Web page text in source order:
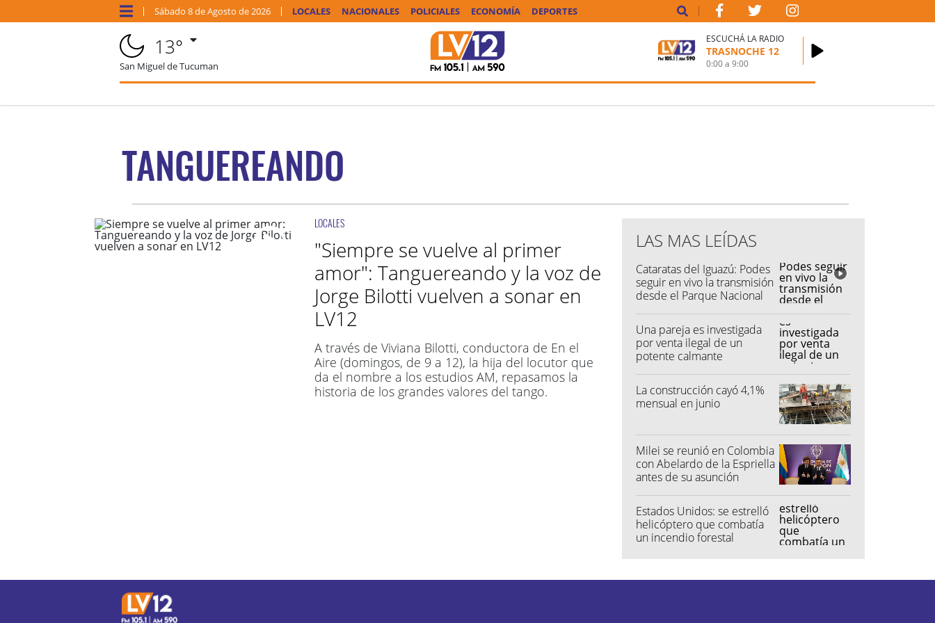
Sábado 8 deAgosto de 2026 LOCALES NACIONALES POLICIALES ECONOMÍA DEPORTES
13°
San Miguel de Tucuman
ESCUCHÁ LA RADIO
TRASNOCHE 12
0:00a9:00
TANGUEREANDO
LOCALES
"Siempre se vuelve al primer
amor": Tanguereando y la voz de
Jorge Bilotti vuelven a sonar en
LV12
A través de Viviana Bilotti, conductora de En el
Aire (domingos, de 9 a 12), la hija del locutor que
da el nombre a los estudios AM, repasamos la
historia de los grandes valores del tango.
LAS MAS LEÍDAS
Cataratas del Iguazú: Podes
seguir en vivo la transmisión
desde el Parque Nacional
Una pareja es investigada
por venta ilegal de un
potente calmante
La construcción cayó 4,1%
mensual en junio
Milei se reunió en Colombia
con Abelardo de la Espriella
antes de su asunción
Estados Unidos: se estrelló
helicóptero que combatía
un incendio forestal